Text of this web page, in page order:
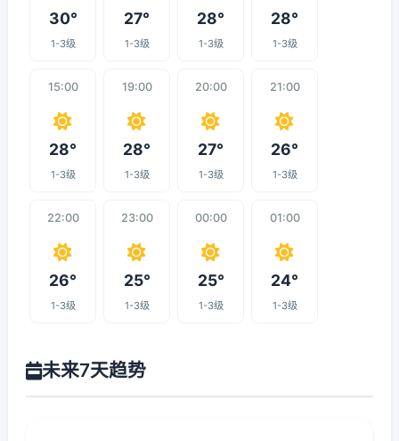
30°
1-3级
27°
1-3级
28°
1-3级
28°
1-3级
15:00
28°
1-3级
19:00
28°
1-3级
20:00
27°
1-3级
21:00
26°
1-3级
22:00
26°
1-3级
23:00
25°
1-3级
00:00
25°
1-3级
01:00
24°
1-3级
未来7天趋势